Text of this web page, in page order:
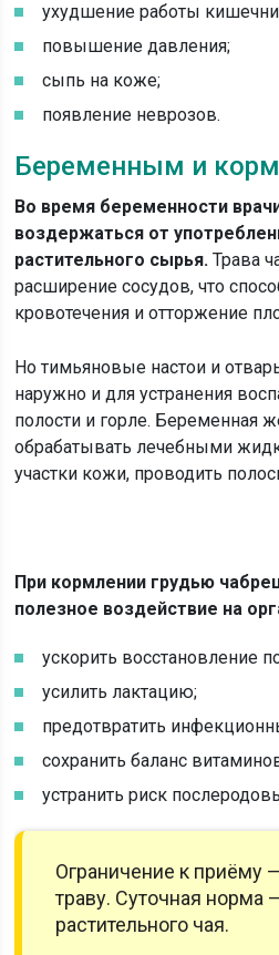
ухудшение работы
повышение давления;
сыпь на коже;
появление неврозов.
Беременным и
Во время беременности
воздержаться от
растительного сырья. Трава
расширение сосудов, что
кровотечения и отторжение
Но тимьяновые настои и
наружно и для устранения
полости и горле. Беременная
обрабатывать лечебными
участки кожи, проводить
При кормлении грудью
полезное воздействие на
ускорить восстановление
усилить лактацию;
предотвратить
сохранить баланс
устранить риск
Ограничение к приёму
траву. Суточная норма
растительного чая.